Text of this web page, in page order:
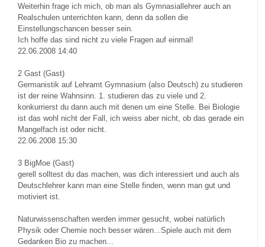
Weiterhin frage ich mich, ob man als Gymnasiallehrer auch an
Realschulen unterrichten kann, denn da sollen die
Einstellungschancen besser sein.
Ich hoffe das sind nicht zu viele Fragen auf einmal!
22.06.2008 14:40
2 Gast (Gast)
Germanistik auf Lehramt Gymnasium (also Deutsch) zu studieren
ist der reine Wahnsinn. 1. studieren das zu viele und 2.
konkurrierst du dann auch mit denen um eine Stelle. Bei Biologie
ist das wohl nicht der Fall, ich weiss aber nicht, ob das gerade ein
Mangelfach ist oder nicht.
22.06.2008 15:30
3 BigMoe (Gast)
gerell solltest du das machen, was dich interessiert und auch als
Deutschlehrer kann man eine Stelle finden, wenn man gut und
motiviert ist.
Naturwissenschaften werden immer gesucht, wobei natürlich
Physik oder Chemie noch besser wären...Spiele auch mit dem
Gedanken Bio zu machen...